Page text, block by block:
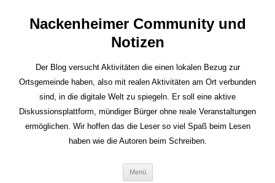
Nackenheimer Community und
Notizen
Der Blog versucht Aktivitäten die einen lokalen Bezug zur
Ortsgemeinde haben, also mit realen Aktivitäten am Ort verbunden
sind, in die digitale Welt zu spiegeln. Er soll eine aktive
Diskussionsplattform, mündiger Bürger ohne reale Veranstaltungen
ermöglichen. Wir hoffen das die Leser so viel Spaß beim Lesen
haben wie die Autoren beim Schreiben.
Menü